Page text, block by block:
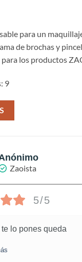
para un
de brochas y
los productos
9
Zaoista
5/5
lo pones queda